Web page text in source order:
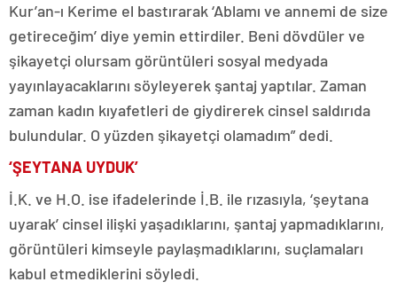
Kur’an-ı Kerime el bastırarak ‘Ablamı ve annemi de size
getireceğim’ diye yemin ettirdiler. Beni dövdüler ve
şikayetçi olursam görüntüleri sosyal medyada
yayınlayacaklarını söyleyerek şantaj yaptılar. Zaman
zaman kadın kıyafetleri de giydirerek cinsel saldırıda
bulundular. O yüzden şikayetçi olamadım” dedi.
‘ŞEYTANA UYDUK’
İ.K. ve H.O. ise ifadelerinde İ.B. ile rızasıyla, ‘şeytana
uyarak’ cinsel ilişki yaşadıklarını, şantaj yapmadıklarını,
görüntüleri kimseyle paylaşmadıklarını, suçlamaları
kabul etmediklerini söyledi.